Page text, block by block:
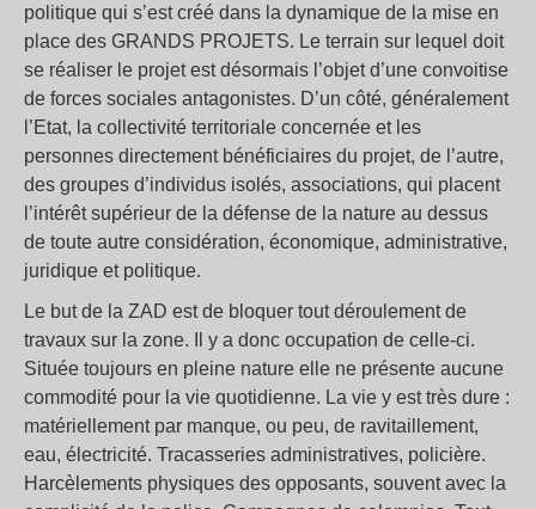
politique qui s’est créé dans la dynamique de la mise en
place des GRANDS PROJETS. Le terrain sur lequel doit
se réaliser le projet est désormais l’objet d’une convoitise
de forces sociales antagonistes. D’un côté, généralement
l’Etat, la collectivité territoriale concernée et les
personnes directement bénéficiaires du projet, de l’autre,
des groupes d’individus isolés, associations, qui placent
l’intérêt supérieur de la défense de la nature au dessus
de toute autre considération, économique, administrative,
juridique et politique.
Le but de la ZAD est de bloquer tout déroulement de
travaux sur la zone. Il y a donc occupation de celle-ci.
Située toujours en pleine nature elle ne présente aucune
commodité pour la vie quotidienne. La vie y est très dure :
matériellement par manque, ou peu, de ravitaillement,
eau, électricité. Tracasseries administratives, policière.
Harcèlements physiques des opposants, souvent avec la